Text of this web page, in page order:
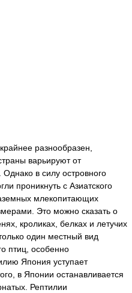
разнообразен,
варьируют от
Однако в силу островного
проникнуть с Азиатского
млекопитающих
Это можно сказать о
кроликах, белках и летучих
один местный вид
птиц, особенно
Япония уступает
в Японии останавливается
Рептилии